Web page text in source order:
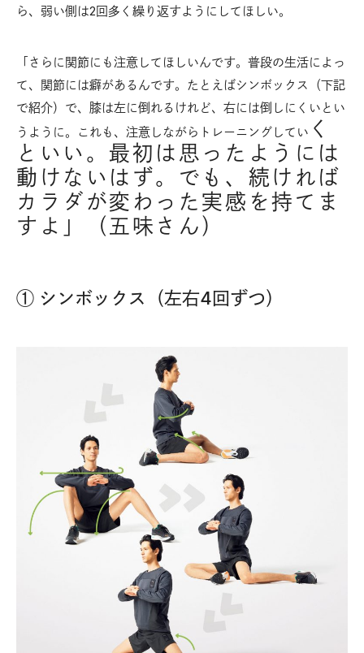
ら、弱い側は2回多く繰り返すようにしてほしい。
「さらに関節にも注意してほしいんです。普段の生活によっ
て、関節には癖があるんです。たとえばシンボックス（下記
で紹介）で、膝は左に倒れるけれど、右には倒しにくいとい
うように。これも、注意しながらトレーニングしてい く
といい。最初は思ったようには
動けないはず。でも、続ければ
カラダが変わった実感を持てま
すよ」（五味さん）
① シンボックス（左右4回ずつ）